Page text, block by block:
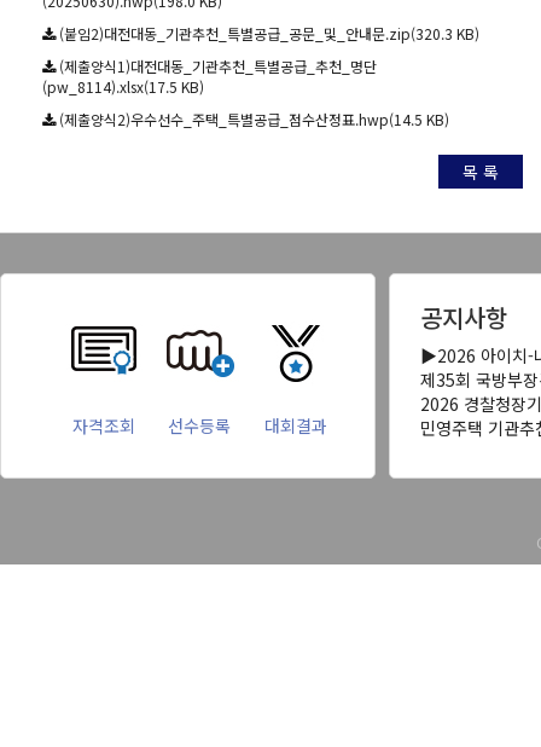
(붙임2)대전대동_기관추천_특별공급_공문_및_안내문.zip(320.3 KB)
(제출양식1)대전대동_기관추천_특별공급_추천_명단
(pw_8114).xlsx(17.5 KB)
(제출양식2)우수선수_주택_특별공급_점수산정표.hwp(14.5 KB)
목 록
자격조회 선수등록 대회결과
공지사항
▶2026 아이치-
제35회 국방부
2026 경찰청장
민영주택 기관